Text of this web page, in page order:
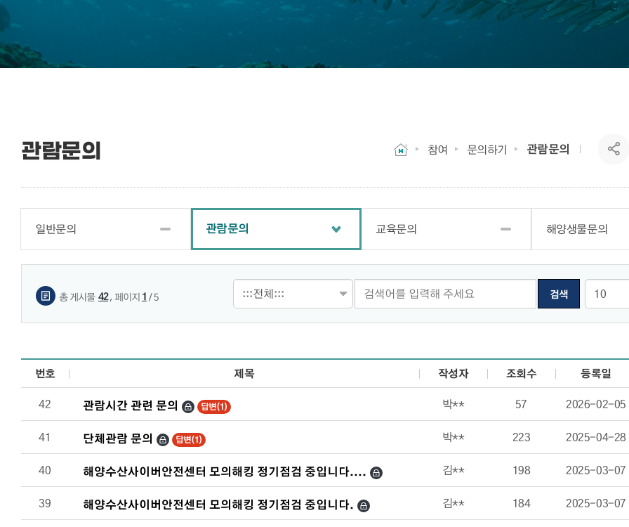
관람문의 참여 문의하기 관람문의
일반문의 관람문의 교육문의 해양생물문의
게시물 검색
총 게시물 42, 페이지 1 / 5
관람문의 목록으로 번호, 제목, 작성자, 조회수, 등록일로 나열 되고 있습니다.
번호 제목 작성자 조회수 등록일
42 관람시간 관련 문의 답변(1) 박** 57 2026-02-05
41 단체관람 문의 답변(1) 박** 223 2025-04-28
40 해양수산사이버안전센터 모의해킹 정기점검 중입니다.123123 김** 198 2025-03-07
39 해양수산사이버안전센터 모의해킹 정기점검 중입니다. 김** 184 2025-03-07